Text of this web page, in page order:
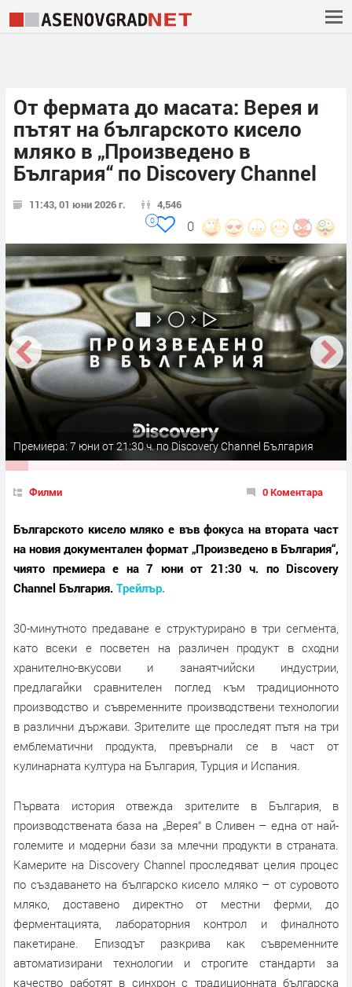
От фермата до масата: Верея и
пътят на българското кисело
мляко в „Произведено в
България“ по Discovery Channel
11:43, 01 юни 2026 г. 4,546
0
0
Премиера: 7 юни от 21:30 ч. по Discovery Channel България
Филми 0 Коментара
Българското кисело мляко е във фокуса на втората част
на новия документален формат „Произведено в България“,
чиято премиера е на 7 юни от 21:30 ч. по Discovery
Channel България. Трейлър.
30-минутното предаване е структурирано в три сегмента,
като всеки е посветен на различен продукт в сходни
хранително-вкусови и занаятчийски индустрии,
предлагайки сравнителен поглед към традиционното
производство и съвременните производствени технологии
в различни държави. Зрителите ще проследят пътя на три
емблематични продукта, превърнали се в част от
кулинарната култура на България, Турция и Испания.
Първата история отвежда зрителите в България, в
производствената база на „Верея“ в Сливен – една от най-
големите и модерни бази за млечни продукти в страната.
Камерите на Discovery Channel проследяват целия процес
по създаването на българско кисело мляко – от суровото
мляко, доставено директно от местни ферми, до
ферментацията, лабораторния контрол и финалното
пакетиране. Епизодът разкрива как съвременните
автоматизирани технологии и строгите стандарти за
качество работят в синхрон с традиционната българска